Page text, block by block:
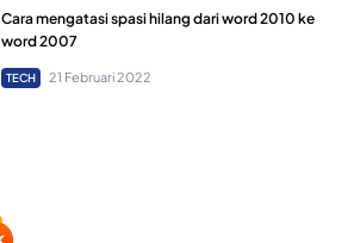
Cara mengatasi spasi hilang dari word 2010 ke
word 2007
TECH 21 Februari 2022